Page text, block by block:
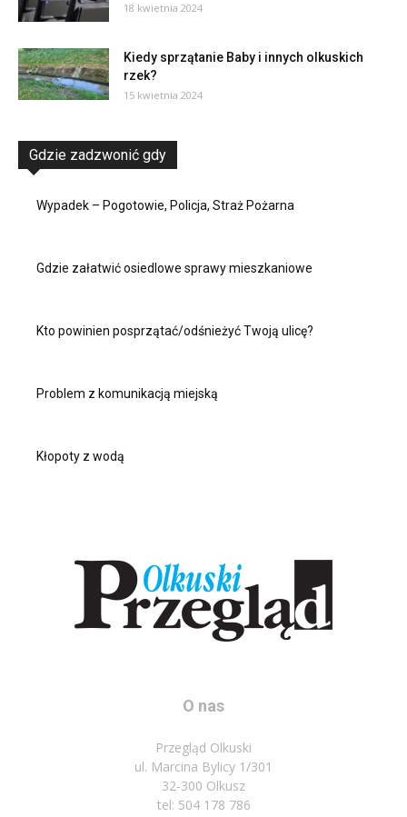
18 kwietnia 2024
Kiedy sprzątanie Baby i innych olkuskich
rzek?
15 kwietnia 2024
Gdzie zadzwonić gdy
Wypadek – Pogotowie, Policja, Straż Pożarna
Gdzie załatwić osiedlowe sprawy mieszkaniowe
Kto powinien posprzątać/odśnieżyć Twoją ulicę?
Problem z komunikacją miejską
Kłopoty z wodą
O nas
Przegląd Olkuski
ul. Marcina Bylicy 1/301
32-300 Olkusz
tel: 504 178 786